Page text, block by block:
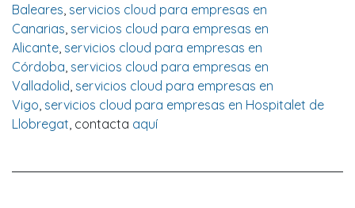
Baleares servicios cloud para empresas en
Canarias servicios cloud para empresas en
Alicante servicios cloud para empresas en
Córdoba servicios cloud para empresas en
Valladolid servicios cloud para empresas en
Vigo servicios cloud para empresas en Hospitalet de
Llobregat , contacta aquí